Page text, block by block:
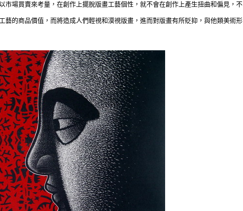
市場買賣來考量，在創作上擺脫版畫工藝個性，就不會在創作上產生扭曲和偏見，不
藝的商品價值，而將造成人們輕視和漠視版畫，進而對版畫有所貶抑，與他類美術形